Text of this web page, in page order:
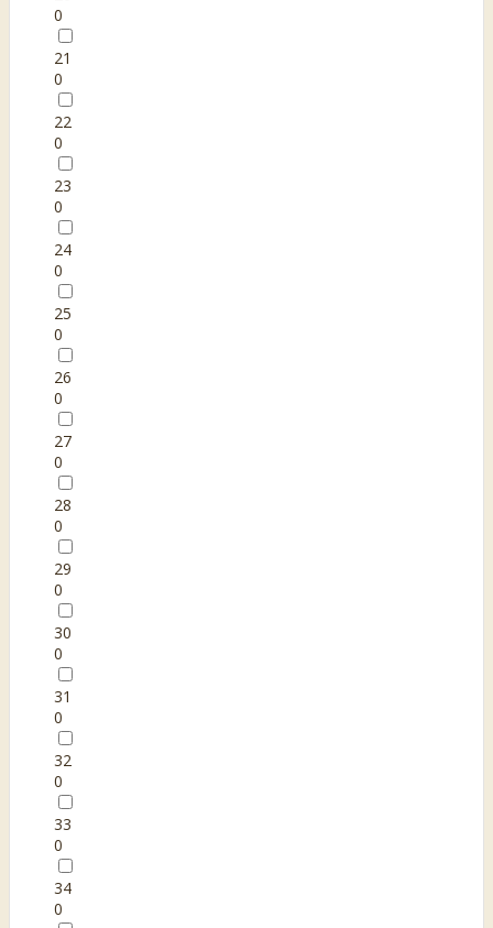
0
21
0
22
0
23
0
24
0
25
0
26
0
27
0
28
0
29
0
30
0
31
0
32
0
33
0
34
0